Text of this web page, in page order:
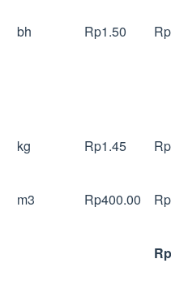
bh Rp1.50
kg Rp1.45
m3 Rp400.00